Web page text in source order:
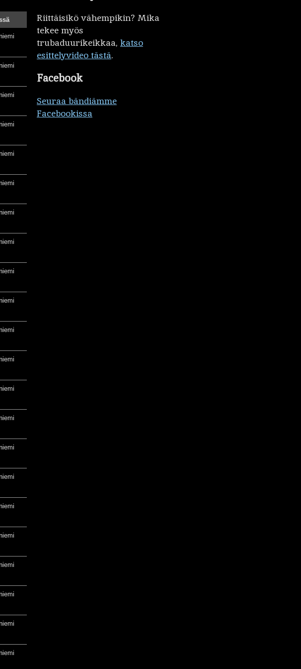
Riittäisikö vähempikin? Mika
tekee myös
trubaduurikeikkaa, katso
esittelyvideo tästä.
Facebook
Seuraa bändiämme
Facebookissa